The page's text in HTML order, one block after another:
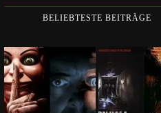
BELIEBTESTE BEITRÄGE